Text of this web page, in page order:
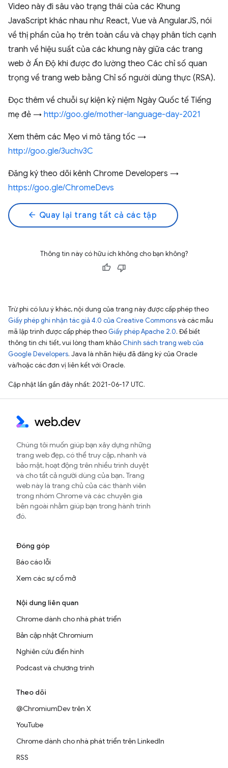
Video này đi sâu vào trạng thái của các Khung
JavaScript khác nhau như React, Vue và AngularJS, nói
về thị phần của họ trên toàn cầu và chạy phân tích cạnh
tranh về hiệu suất của các khung này giữa các trang
web ở Ấn Độ khi được đo lường theo Các chỉ số quan
trọng về trang web bằng Chỉ số người dùng thực (RSA).
Đọc thêm về chuỗi sự kiện kỷ niệm Ngày Quốc tế Tiếng
mẹ đẻ → http://goo.gle/mother-language-day-2021
Xem thêm các Mẹo vi mô tăng tốc →
http://goo.gle/3uchv3C
Đăng ký theo dõi kênh Chrome Developers →
https://goo.gle/ChromeDevs
arrow_back Quay lại trang tất cả các tập
Thông tin này có hữu ích không cho bạn không?
Trừ phi có lưu ý khác, nội dung của trang này được cấp phép theo
Giấy phép ghi nhận tác giả 4.0 của Creative Commonsvà các mẫu
mã lập trình được cấp phép theo Giấy phép Apache 2.0. Để biết
thông tin chi tiết, vui lòng tham khảo Chính sách trang web của
Google Developers. Java là nhãn hiệu đã đăng ký của Oracle
và/hoặc các đơn vị liên kết với Oracle.
Cập nhật lần gần đây nhất: 2021-06-17 UTC.
Chúng tôi muốn giúp bạn xây dựng những
trang web đẹp, có thể truy cập, nhanh và
bảo mật, hoạt động trên nhiều trình duyệt
và cho tất cả người dùng của bạn. Trang
web này là trang chủ của các thành viên
trong nhóm Chrome và các chuyên gia
bên ngoài nhằm giúp bạn trong hành trình
đó.
Đóng góp
Báo cáo lỗi
Xem các sự cố mở
Nội dung liên quan
Chrome dành cho nhà phát triển
Bản cập nhật Chromium
Nghiên cứu điển hình
Podcast và chương trình
Theo dõi
@ChromiumDev trên X
YouTube
Chrome dành cho nhà phát triển trên LinkedIn
RSS